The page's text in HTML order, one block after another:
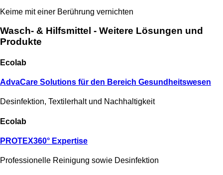
Keime mit einer Berührung vernichten
Wasch- & Hilfsmittel - Weitere Lösungen und
Produkte
Ecolab
AdvaCare Solutions für den Bereich Gesundheitswesen
Desinfektion, Textilerhalt und Nachhaltigkeit
Ecolab
PROTEX360° Expertise
Professionelle Reinigung sowie Desinfektion